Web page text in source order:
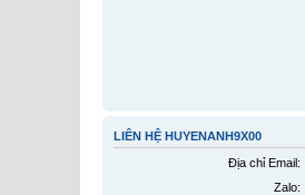
LIÊN HỆ HUYENANH9X00
Địa chỉ Email:
Zalo: